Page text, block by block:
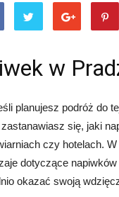
w
planujesz podróż do
się, jaki
czy hotelach.
dotyczące
okazać swoją